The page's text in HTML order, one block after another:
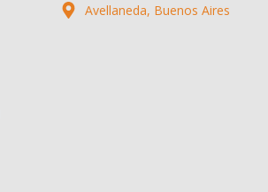
Avellaneda, Buenos Aires